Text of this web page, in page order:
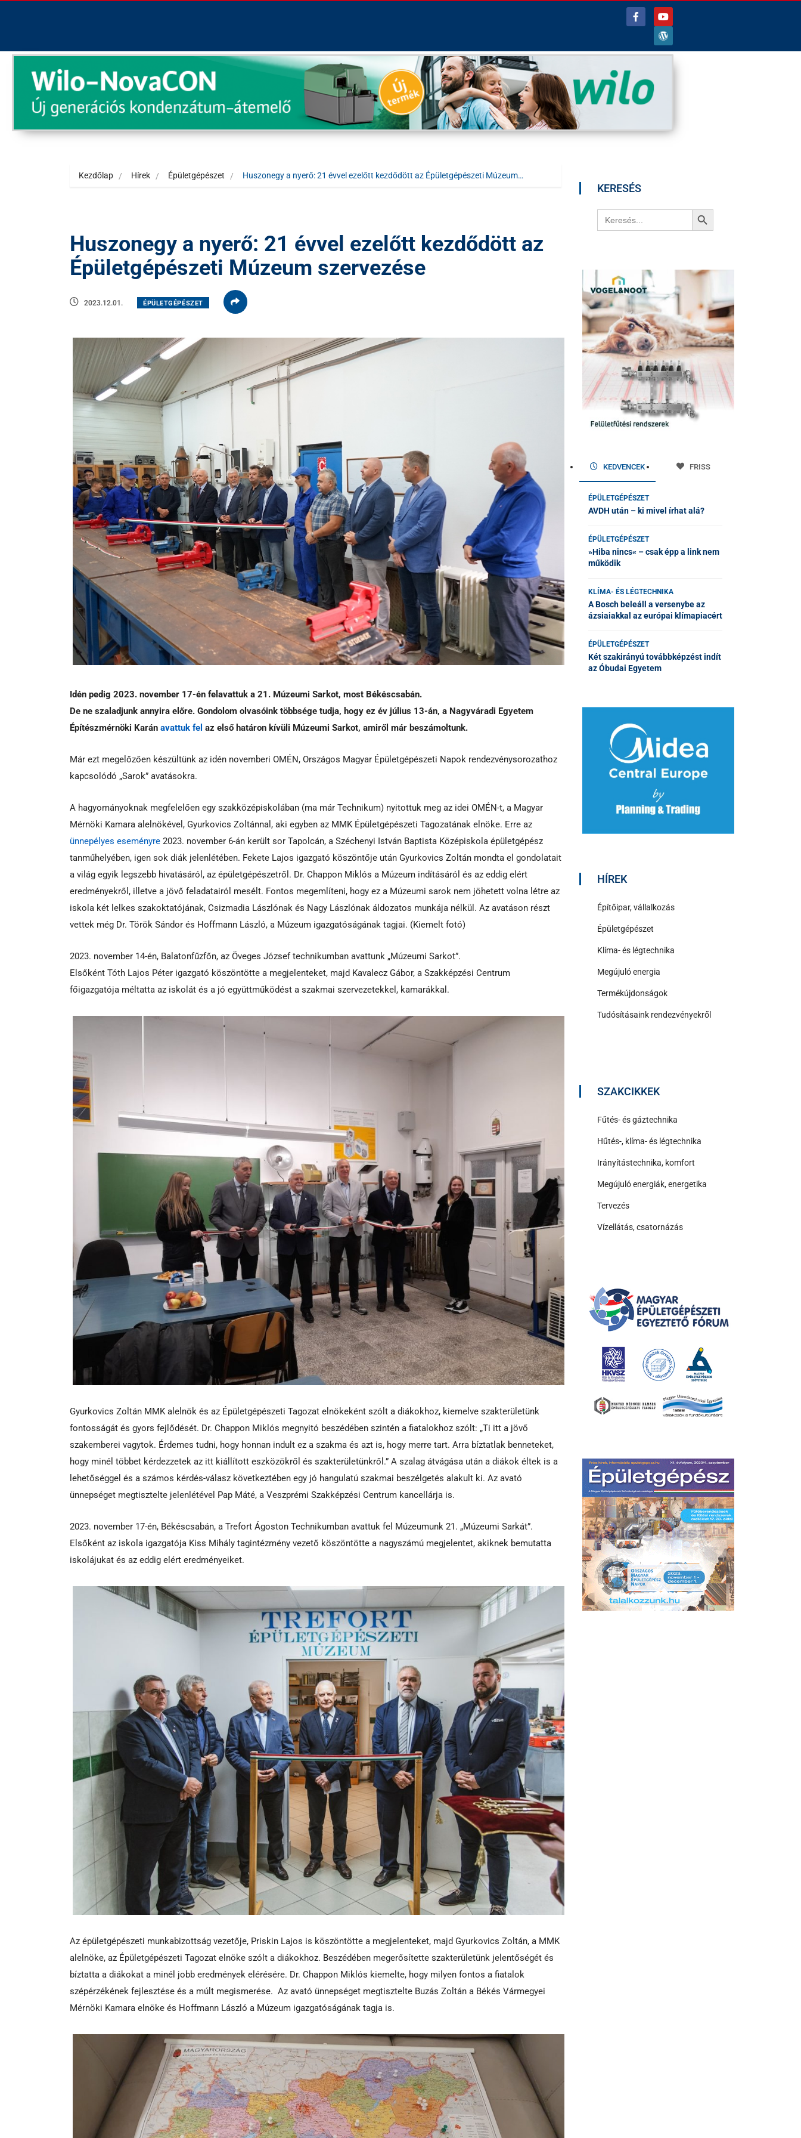
Kezdőlap Hírek Épületgépészet Huszonegy a nyerő: 21 évvel ezelőtt kezdődött az Épületgépészeti Múzeum…
Huszonegy a nyerő: 21 évvel ezelőtt kezdődött az
Épületgépészeti Múzeum szervezése
2023.12.01. ÉPÜLETGÉPÉSZET
Idén pedig 2023. november 17-én felavattuk a 21. Múzeumi Sarkot, most Békéscsabán.
De ne szaladjunk annyira előre. Gondolom olvasóink többsége tudja, hogy ez év július 13-án, a Nagyváradi Egyetem
Építészmérnöki Karán avattuk fel az első határon kívüli Múzeumi Sarkot, amiről már beszámoltunk.
Már ezt megelőzően készültünk az idén novemberi OMÉN, Országos Magyar Épületgépészeti Napok rendezvénysorozathoz
kapcsolódó „Sarok” avatásokra.
A hagyományoknak megfelelően egy szakközépiskolában (ma már Technikum) nyitottuk meg az idei OMÉN-t, a Magyar
Mérnöki Kamara alelnökével, Gyurkovics Zoltánnal, aki egyben az MMK Épületgépészeti Tagozatának elnöke. Erre az
ünnepélyes eseményre 2023. november 6-án került sor Tapolcán, a Széchenyi István Baptista Középiskola épületgépész
tanműhelyében, igen sok diák jelenlétében. Fekete Lajos igazgató köszöntője után Gyurkovics Zoltán mondta el gondolatait
a világ egyik legszebb hivatásáról, az épületgépészetről. Dr. Chappon Miklós a Múzeum indításáról és az eddig elért
eredményekről, illetve a jövő feladatairól mesélt. Fontos megemlíteni, hogy ez a Múzeumi sarok nem jöhetett volna létre az
iskola két lelkes szakoktatójának, Csizmadia Lászlónak és Nagy Lászlónak áldozatos munkája nélkül. Az avatáson részt
vettek még Dr. Török Sándor és Hoffmann László, a Múzeum igazgatóságának tagjai. (Kiemelt fotó)
2023. november 14-én, Balatonfűzfőn, az Öveges József technikumban avattunk „Múzeumi Sarkot”.
Elsőként Tóth Lajos Péter igazgató köszöntötte a megjelenteket, majd Kavalecz Gábor, a Szakképzési Centrum
főigazgatója méltatta az iskolát és a jó együttműködést a szakmai szervezetekkel, kamarákkal.
Gyurkovics Zoltán MMK alelnök és az Épületgépészeti Tagozat elnökeként szólt a diákokhoz, kiemelve szakterületünk
fontosságát és gyors fejlődését. Dr. Chappon Miklós megnyitó beszédében szintén a fiatalokhoz szólt: „Ti itt a jövő
szakemberei vagytok. Érdemes tudni, hogy honnan indult ez a szakma és azt is, hogy merre tart. Arra bíztatlak benneteket,
hogy minél többet kérdezzetek az itt kiállított eszközökről és szakterületünkről.” A szalag átvágása után a diákok éltek is a
lehetőséggel és a számos kérdés-válasz következtében egy jó hangulatú szakmai beszélgetés alakult ki. Az avató
ünnepséget megtisztelte jelenlétével Pap Máté, a Veszprémi Szakképzési Centrum kancellárja is.
2023. november 17-én, Békéscsabán, a Trefort Ágoston Technikumban avattuk fel Múzeumunk 21. „Múzeumi Sarkát”.
Elsőként az iskola igazgatója Kiss Mihály tagintézmény vezető köszöntötte a nagyszámú megjelentet, akiknek bemutatta
iskolájukat és az eddig elért eredményeiket.
Az épületgépészeti munkabizottság vezetője, Priskin Lajos is köszöntötte a megjelenteket, majd Gyurkovics Zoltán, a MMK
alelnöke, az Épületgépészeti Tagozat elnöke szólt a diákokhoz. Beszédében megerősítette szakterületünk jelentőségét és
bíztatta a diákokat a minél jobb eredmények elérésére. Dr. Chappon Miklós kiemelte, hogy milyen fontos a fiatalok
szépérzékének fejlesztése és a múlt megismerése. Az avató ünnepséget megtisztelte Buzás Zoltán a Békés Vármegyei
Mérnöki Kamara elnöke és Hoffmann László a Múzeum igazgatóságának tagja is.
KERESÉS
Search
for:
Search Button
KEDVENCEK FRISS
ÉPÜLETGÉPÉSZET
AVDH után – ki mivel írhat alá?
ÉPÜLETGÉPÉSZET
»Hiba nincs« – csak épp a link nem
működik
KLÍMA- ÉS LÉGTECHNIKA
A Bosch beleáll a versenybe az
ázsiaiakkal az európai klímapiacért
ÉPÜLETGÉPÉSZET
Két szakirányú továbbképzést indít
az Óbudai Egyetem
HÍREK
Építőipar, vállalkozás
Épületgépészet
Klíma- és légtechnika
Megújuló energia
Termékújdonságok
Tudósításaink rendezvényekről
SZAKCIKKEK
Fűtés- és gáztechnika
Hűtés-, klíma- és légtechnika
Irányítástechnika, komfort
Megújuló energiák, energetika
Tervezés
Vízellátás, csatornázás